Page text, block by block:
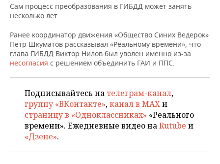
ФИГУРНОЕ КАТАНИЕ
ХОККЕЙ С МЯЧОМ
МЕДИЦИНА
ПРОИСШЕСТВИЯ
Сам процесс преобразования в ГИБДД может занять
несколько лет.
Ранее координатор движения «Общество Синих Ведерок»
Петр Шкуматов рассказывал «Реальному времени», что
глава ГИБДД Виктор Нилов был уволен именно из-за
несогласия с решением объединить ГАИ и ППС.
Подписывайтесь на телеграм-канал,
группу «ВКонтакте»,канал в MAXи
страницу в «Одноклассниках» «Реального
времени». Ежедневные видео наRutube и
«Дзене».